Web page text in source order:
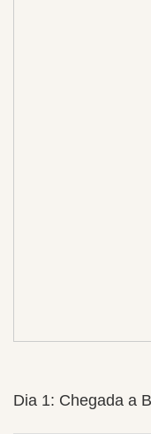
Dia 1: Chegada a